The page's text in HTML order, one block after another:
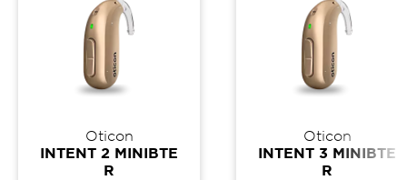
Oticon
INTENT 2 MINIBTE
R
Oticon
INTENT 3 MINIBTE
R